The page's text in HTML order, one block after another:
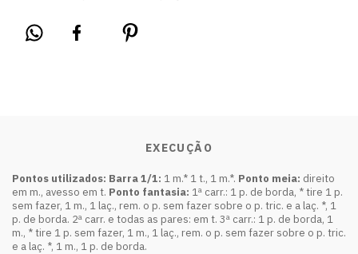
EXECUÇÃO
Pontos utilizados: Barra 1/1: 1 m.* 1 t., 1 m.*. Ponto meia: direito
em m., avesso em t. Ponto fantasia: 1ª carr.: 1 p. de borda, * tire 1 p.
sem fazer, 1 m., 1 laç., rem. o p. sem fazer sobre o p. tric. e a laç. *, 1
p. de borda. 2ª carr. e todas as pares: em t. 3ª carr.: 1 p. de borda, 1
m., * tire 1 p. sem fazer, 1 m., 1 laç., rem. o p. sem fazer sobre o p. tric.
e a laç. *, 1 m., 1 p. de borda.